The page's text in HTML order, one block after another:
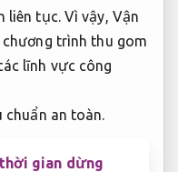
liên tục. Vì vậy, Vận
chương trình thu gom
lĩnh vực công
an toàn.
gian dừng